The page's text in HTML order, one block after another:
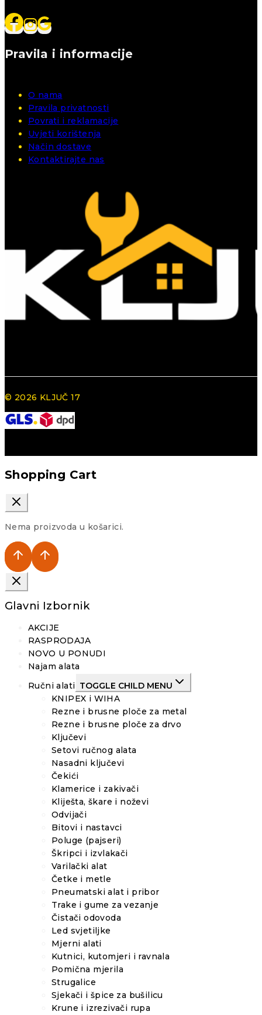
Pravila i informacije
O nama
Pravila privatnosti
Povrati i reklamacije
Uvjeti korištenja
Način dostave
Kontaktirajte nas
© 2026 KLJUČ 17
Shopping Cart
Nema proizvoda u košarici.
Glavni Izbornik
AKCIJE
RASPRODAJA
NOVO U PONUDI
Najam alata
Ručni alati TOGGLE CHILD MENU
KNIPEX i WIHA
Rezne i brusne ploče za metal
Rezne i brusne ploče za drvo
Ključevi
Setovi ručnog alata
Nasadni ključevi
Čekići
Klamerice i zakivači
Kliješta, škare i noževi
Odvijači
Bitovi i nastavci
Poluge (pajseri)
Škripci i izvlakači
Varilački alat
Četke i metle
Pneumatski alat i pribor
Trake i gume za vezanje
Čistači odovoda
Led svjetiljke
Mjerni alati
Kutnici, kutomjeri i ravnala
Pomična mjerila
Strugalice
Sjekači i špice za bušilicu
Krune i izrezivači rupa